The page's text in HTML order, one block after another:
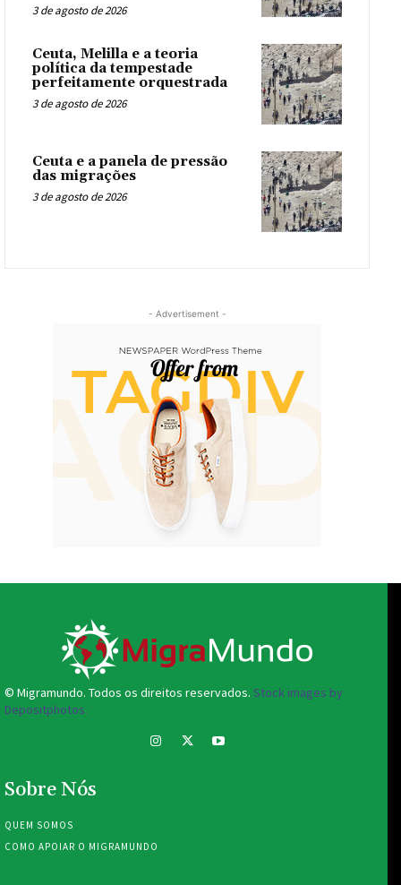
3 de agosto de 2026
Ceuta, Melilla e a teoria
política da tempestade
perfeitamente orquestrada
3 de agosto de 2026
Ceuta e a panela de pressão
das migrações
3 de agosto de 2026
- Advertisement -
© Migramundo. Todos os direitos reservados. Stock images by
Depositphotos.
Sobre Nós
QUEM SOMOS
COMO APOIAR O MIGRAMUNDO